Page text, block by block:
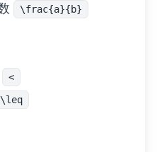
\frac{a}{b}
<
\leq